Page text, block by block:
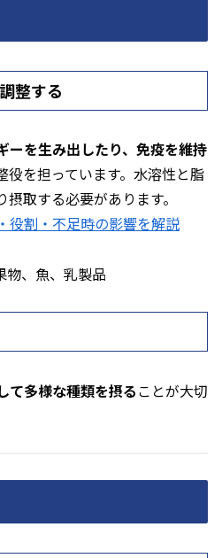
整する
ーを生み出したり、免疫を維持
役を担っています。水溶性と脂
取する必要があります。
役割・不足時の影響を解説
物、魚、乳製品
て多様な種類を摂ることが大切